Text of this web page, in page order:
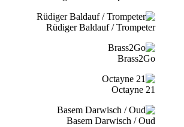
Rüdiger Baldauf / Trompeter
Brass2Go
21 Octayne
Basem Darwisch / Oud